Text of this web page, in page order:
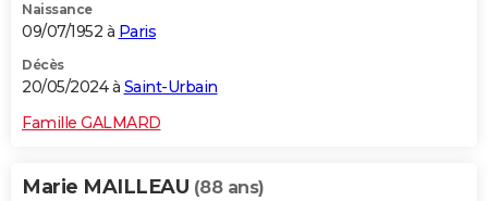
Naissance
09/07/1952 à Paris
Décès
20/05/2024 à Saint-Urbain
Famille GALMARD
Marie MAILLEAU (88 ans)